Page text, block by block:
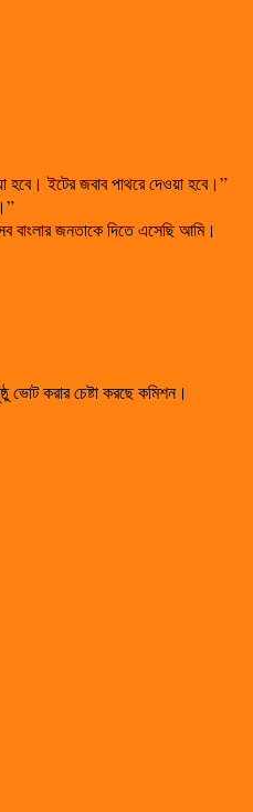
ইটের জবাব পাথরে দেওয়া হবে।”
বাংলার জনতাকে দিতে এসেছি আমি।
করার চেষ্টা করছে কমিশন।